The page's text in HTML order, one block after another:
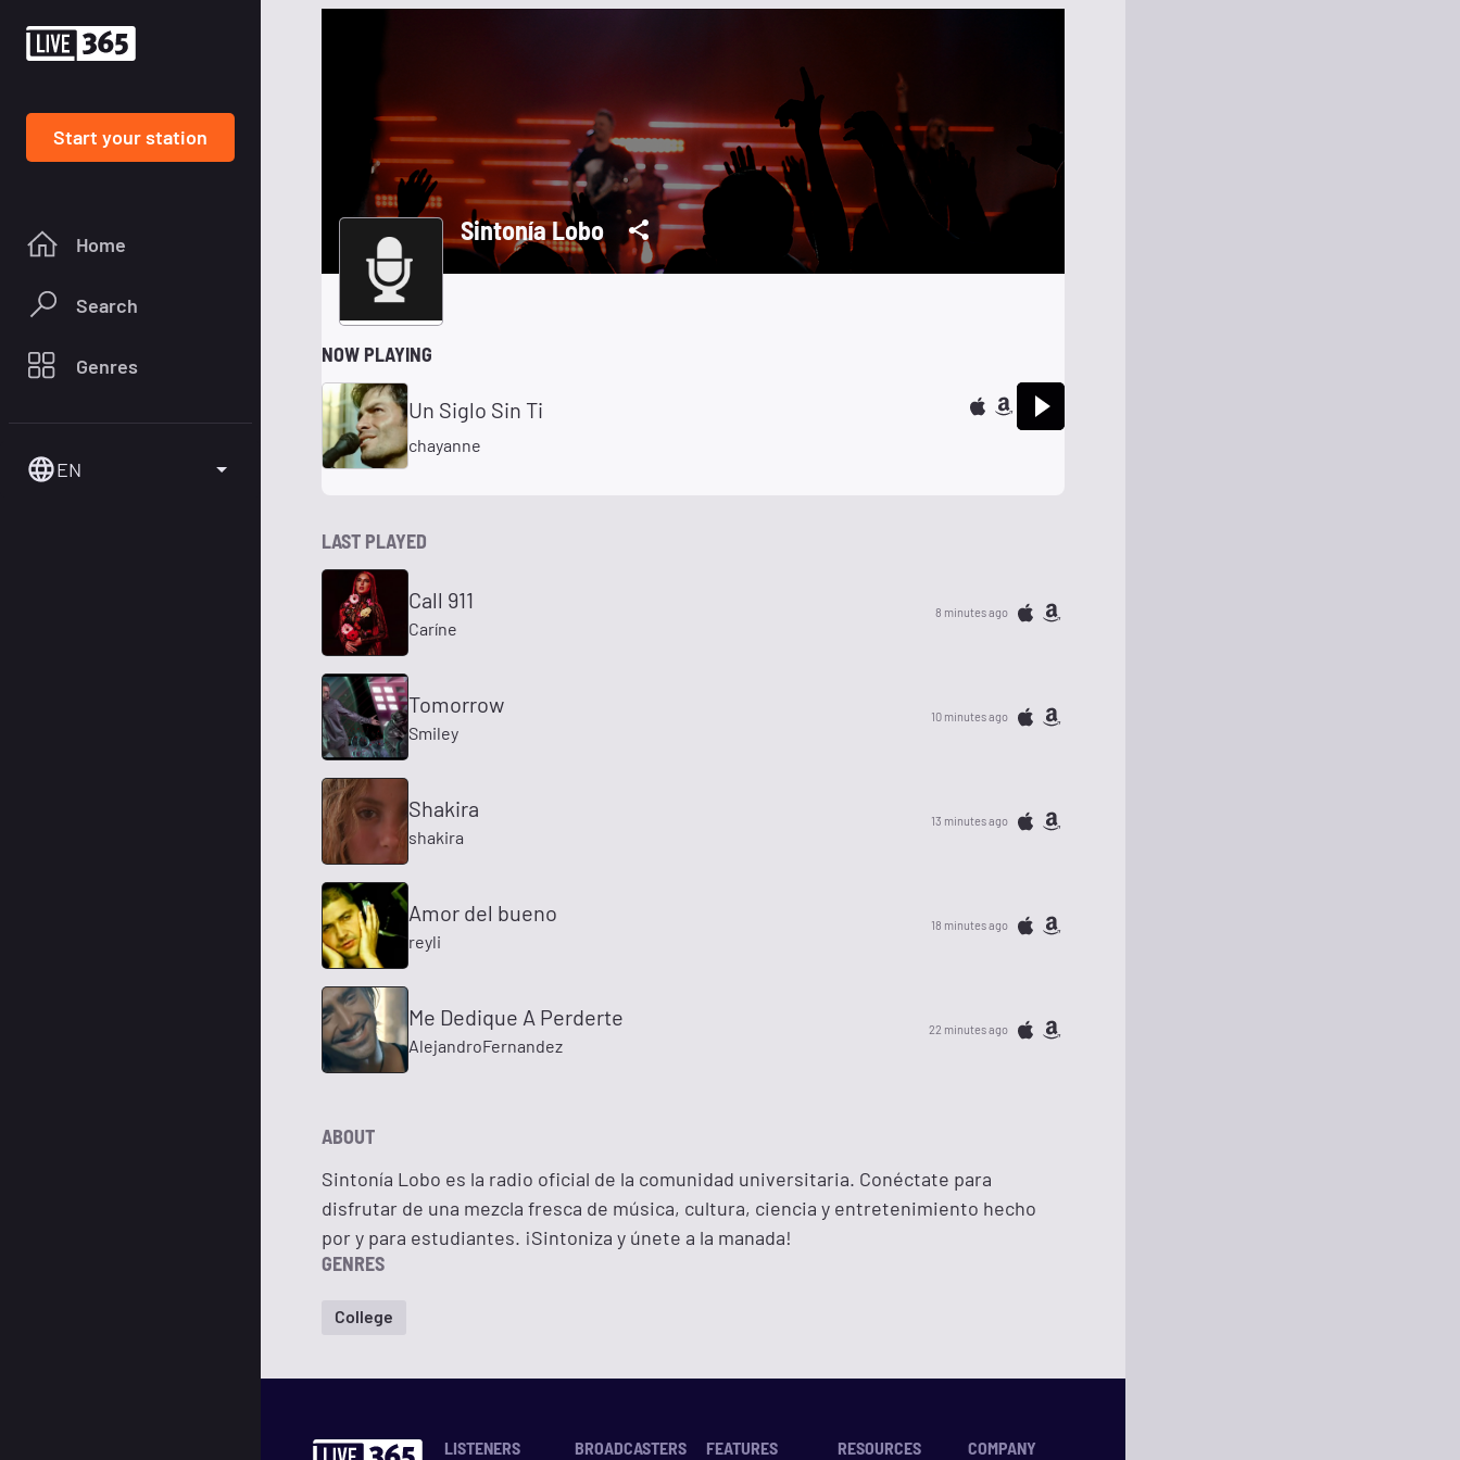
Start your station
Home
Search
Genres
EN
Sintonía Lobo
NOW PLAYING
Un Siglo Sin Ti
chayanne
LAST PLAYED
Call 911
Caríne
8 minutes ago
Tomorrow
Smiley
10 minutes ago
Shakira
shakira
13 minutes ago
Amor del bueno
reyli
18 minutes ago
Me Dedique A Perderte
AlejandroFernandez
22 minutes ago
ABOUT
Sintonía Lobo es la radio oficial de la comunidad universitaria. Conéctate para
disfrutar de una mezcla fresca de música, cultura, ciencia y entretenimiento hecho
por y para estudiantes. ¡Sintoniza y únete a la manada!
GENRES
College
LISTENERS
BROADCASTERS
FEATURES
RESOURCES
COMPANY